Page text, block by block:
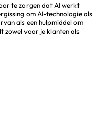
te zorgen dat AI werkt
om AI-technologie als
als een hulpmiddel om
zowel voor je klanten als